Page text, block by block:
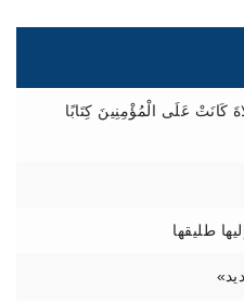
كَانَتْ عَلَى الْمُؤْمِنِينَ كِتَابًا
طليقها